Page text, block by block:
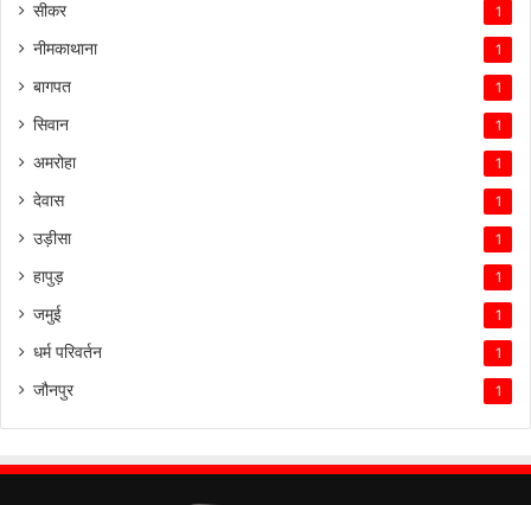
सीकर 1
नीमकाथाना 1
बागपत 1
सिवान 1
अमरोहा 1
देवास 1
उड़ीसा 1
हापुड़ 1
जमुई 1
धर्म परिवर्तन 1
जौनपुर 1